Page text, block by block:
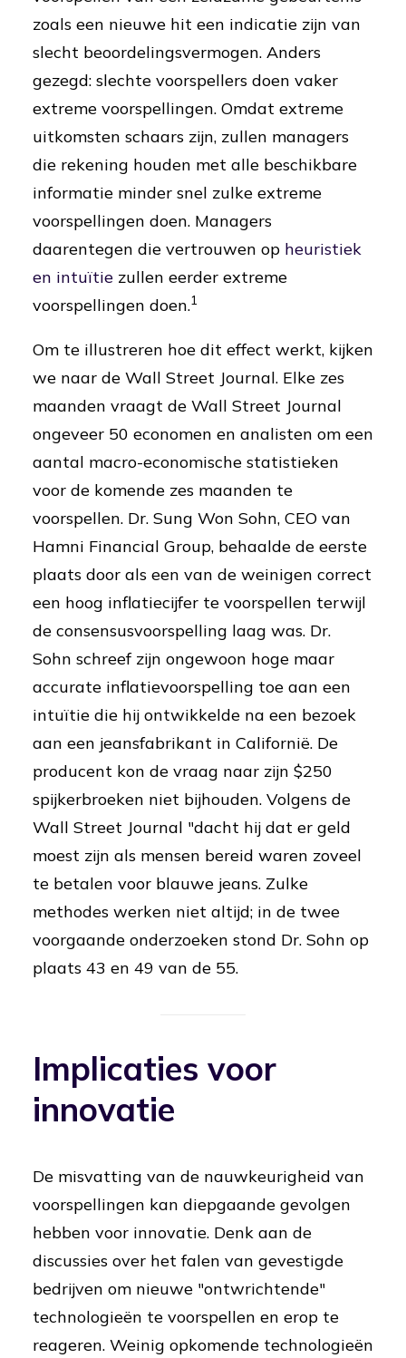
zoals een nieuwe hit een indicatie zijn van
slecht beoordelingsvermogen. Anders
gezegd: slechte voorspellers doen vaker
extreme voorspellingen. Omdat extreme
uitkomsten schaars zijn, zullen managers
die rekening houden met alle beschikbare
informatie minder snel zulke extreme
voorspellingen doen. Managers
daarentegen die vertrouwen op heuristiek
en intuïtie zullen eerder extreme
voorspellingen doen.1
Om te illustreren hoe dit effect werkt, kijken
we naar de Wall Street Journal. Elke zes
maanden vraagt de Wall Street Journal
ongeveer 50 economen en analisten om een
aantal macro-economische statistieken
voor de komende zes maanden te
voorspellen. Dr. Sung Won Sohn, CEO van
Hamni Financial Group, behaalde de eerste
plaats door als een van de weinigen correct
een hoog inflatiecijfer te voorspellen terwijl
de consensusvoorspelling laag was. Dr.
Sohn schreef zijn ongewoon hoge maar
accurate inflatievoorspelling toe aan een
intuïtie die hij ontwikkelde na een bezoek
aan een jeansfabrikant in Californië. De
producent kon de vraag naar zijn $250
spijkerbroeken niet bijhouden. Volgens de
Wall Street Journal "dacht hij dat er geld
moest zijn als mensen bereid waren zoveel
te betalen voor blauwe jeans. Zulke
methodes werken niet altijd; in de twee
voorgaande onderzoeken stond Dr. Sohn op
plaats 43 en 49 van de 55.
Implicaties voor
innovatie
De misvatting van de nauwkeurigheid van
voorspellingen kan diepgaande gevolgen
hebben voor innovatie. Denk aan de
discussies over het falen van gevestigde
bedrijven om nieuwe "ontwrichtende"
technologieën te voorspellen en erop te
reageren. Weinig opkomende technologieën